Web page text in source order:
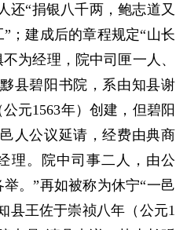
还“捐银八千两，鲍志道又
；建成后的章程规定“山长
为经理，院中司匣一人、
县碧阳书院，系由知县谢
元1563年）创建，但碧阳
人公议延请，经费由典商
理。院中司事二人，由公
。”再如被称为休宁“一邑
县王佐于崇祯八年（公元1